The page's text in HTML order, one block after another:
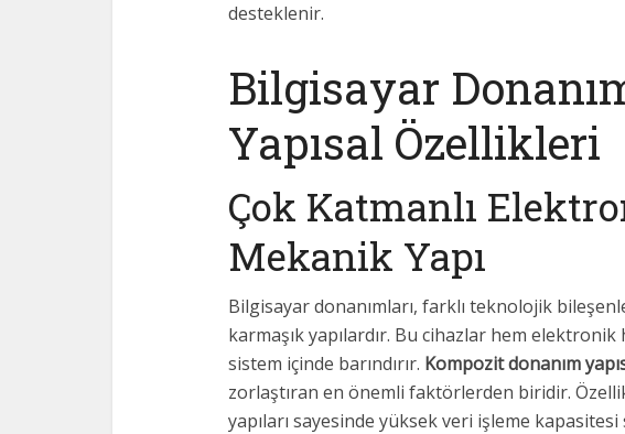
desteklenir.
Bilgisayar
Yapısal Özellikleri
Çok Katmanlı
Mekanik Yapı
Bilgisayar donanımları, farklı teknolojik
karmaşık yapılardır. Bu cihazlar hem elektronik
sistem içinde barındırır. Kompozit donanım
zorlaştıran en önemli faktörlerden biridir.
yapıları sayesinde yüksek veri işleme